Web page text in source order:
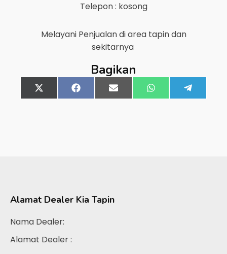
Telepon : kosong
Melayani Penjualan di area tapindan
sekitarnya
Bagikan
Share
on
X
(Twitter)
Share
on
FacebookShare
on
Email Share
on
WhatsApp
on
Alamat Dealer Kia Tapin
Nama Dealer:
Alamat Dealer :